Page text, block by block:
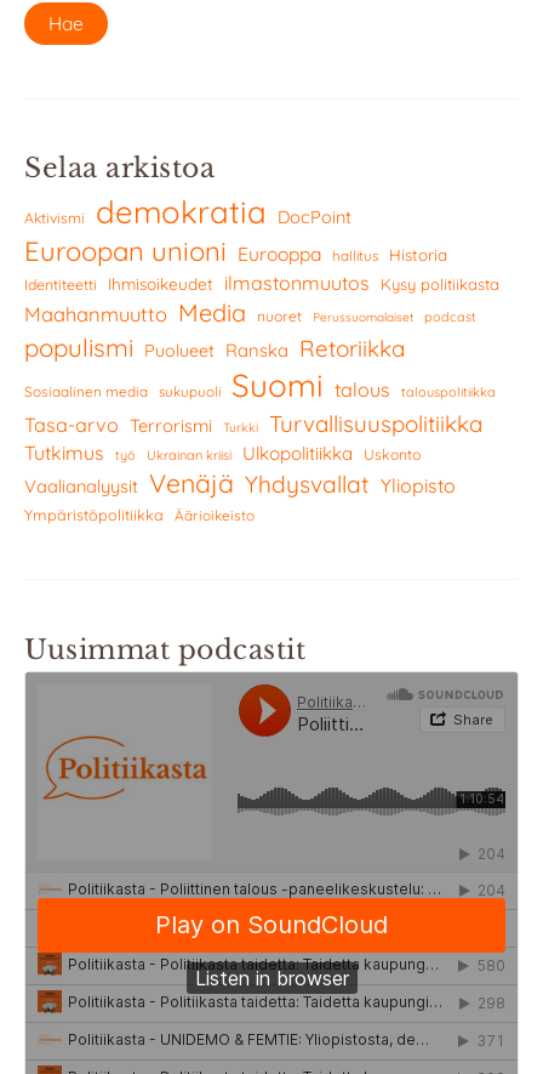
Selaa arkistoa
Aktivismi demokratia DocPoint
Euroopan unioni Eurooppa hallitus Historia
Identiteetti Ihmisoikeudet ilmastonmuutos Kysy politiikasta
Maahanmuutto Media nuoret Perussuomalaiset podcast
populismi Puolueet Ranska Retoriikka
Sosiaalinen media sukupuoli Suomi talous talouspolitiikka
Tasa-arvo Terrorismi Turkki Turvallisuuspolitiikka
Tutkimus työ Ukrainan kriisi Ulkopolitiikka Uskonto
Vaalianalyysit Venäjä Yhdysvallat Yliopisto
Ympäristöpolitiikka Äärioikeisto
Uusimmat podcastit